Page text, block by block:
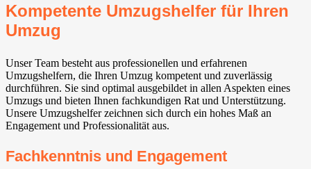
Kompetente Umzugshelfer für Ihren
Umzug
Unser Team besteht aus professionellen und erfahrenen
Umzugshelfern, die Ihren Umzug kompetent und zuverlässig
durchführen. Sie sind optimal ausgebildet in allen Aspekten eines
Umzugs und bieten Ihnen fachkundigen Rat und Unterstützung.
Unsere Umzugshelfer zeichnen sich durch ein hohes Maß an
Engagement und Professionalität aus.
Fachkenntnis und Engagement